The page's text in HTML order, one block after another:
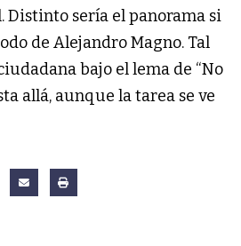
Distinto sería el panorama si
de Alejandro Magno. Tal
bajo el lema de “No
allá, aunque la tarea se ve